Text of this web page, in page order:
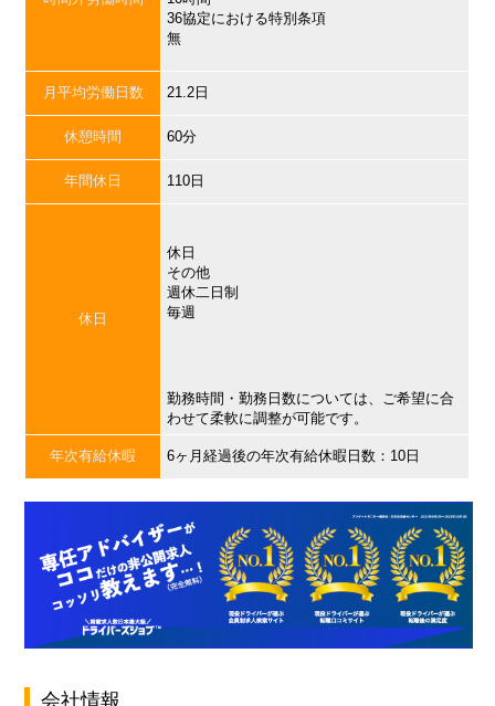
36協定における特別条項
無
月平均労働日数 21.2日
休憩時間 60分
年間休日 110日
休日
休日
その他
週休二日制
毎週
勤務時間・勤務日数については、ご希望に合
わせて柔軟に調整が可能です。
年次有給休暇 6ヶ月経過後の年次有給休暇日数：10日
会社情報